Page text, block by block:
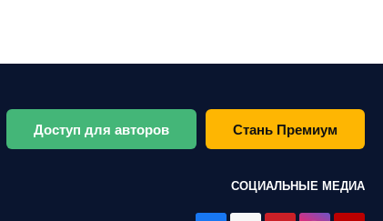
Доступ для авторов Стань Премиум
СОЦИАЛЬНЫЕ МЕДИА